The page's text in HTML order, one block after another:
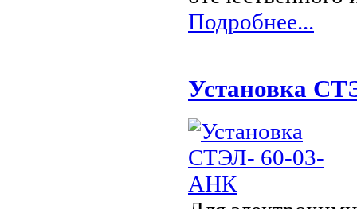
Подробнее...
Установка